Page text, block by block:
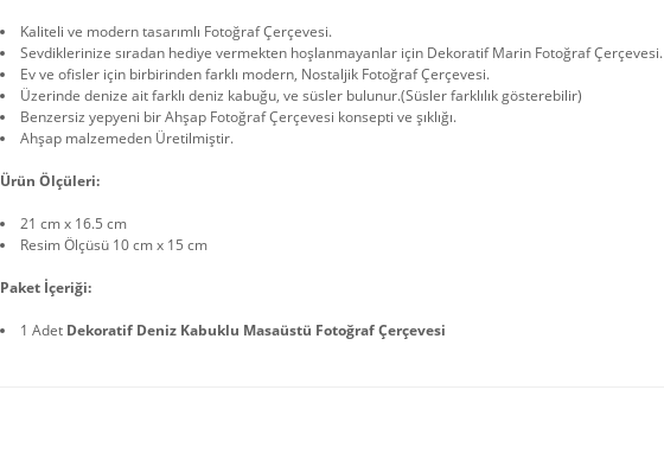
Kaliteli ve modern tasarımlı Fotoğraf Çerçevesi.
Sevdiklerinize sıradan hediye vermekten hoşlanmayanlar için Dekoratif Marin Fotoğraf Çerçevesi.
Ev ve ofisler için birbirinden farklı modern, Nostaljik Fotoğraf Çerçevesi.
Üzerinde denize ait farklı deniz kabuğu, ve süsler bulunur.(Süsler farklılık gösterebilir)
Benzersiz yepyeni bir Ahşap Fotoğraf Çerçevesi konsepti ve şıklığı.
Ahşap malzemeden Üretilmiştir.
Ürün Ölçüleri:
21 cm x 16.5 cm
Resim Ölçüsü 10 cm x 15 cm
Paket İçeriği:
1 Adet Dekoratif Deniz Kabuklu Masaüstü Fotoğraf Çerçevesi